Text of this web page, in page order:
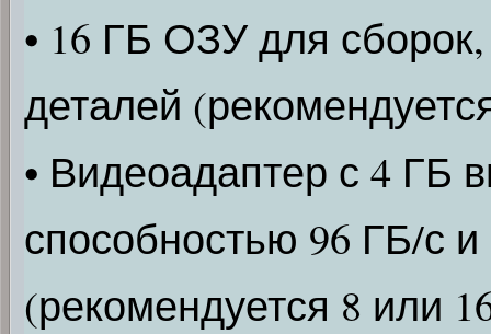
• 16 ГБ ОЗУ для
деталей
• Видеоадаптер с 4 ГБ
способностью 96 ГБ/с
(рекомендуется 8 или